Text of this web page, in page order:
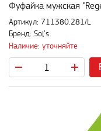
Фуфайка мужская
Артикул: 711380.281/L
Бренд: Sol's
Наличие: уточняйте